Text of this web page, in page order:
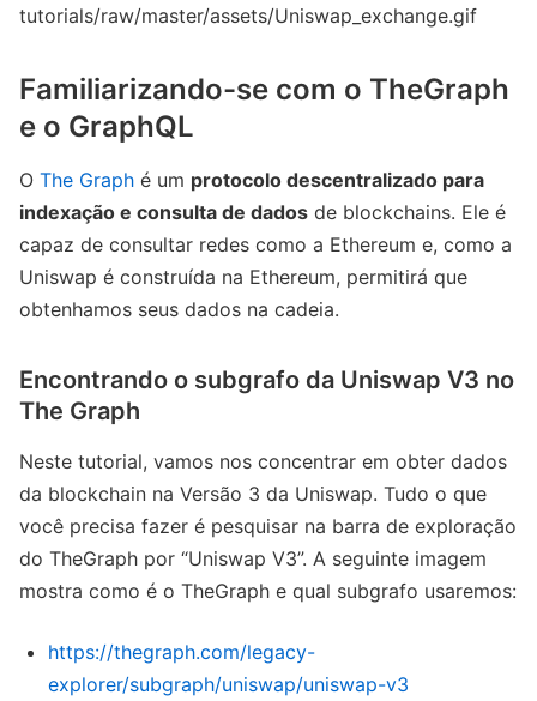
Familiarizando-se com o TheGraph
e o GraphQL
O The Graph é um protocolo descentralizado para
indexação e consulta de dados de blockchains. Ele é
capaz de consultar redes como a Ethereum e, como a
Uniswap é construída na Ethereum, permitirá que
obtenhamos seus dados na cadeia.
Encontrando o subgrafo da Uniswap V3 no
The Graph
Neste tutorial, vamos nos concentrar em obter dados
da blockchain na Versão 3 da Uniswap. Tudo o que
você precisa fazer é pesquisar na barra de exploração
do TheGraph por “Uniswap V3”. A seguinte imagem
mostra como é o TheGraph e qual subgrafo usaremos:
https://thegraph.com/legacy-
explorer/subgraph/uniswap/uniswap-v3